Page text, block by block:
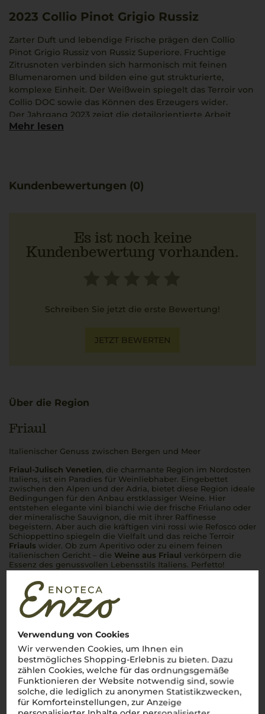
Verwendung von Cookies
Wir verwenden Cookies, um Ihnen ein
bestmögliches Shopping-Erlebnis zu bieten. Dazu
zählen Cookies, welche für das ordnungsgemäße
Funktionieren der Website notwendig sind, sowie
solche, die lediglich zu anonymen Statistikzwecken,
für Komforteinstellungen, zur Anzeige
2023 Collio Pinot Grigio Russiz
Zarter Duft und lebendige Frische prägen den Collio
Pinot Grigio Russiz von Russiz Superiore. Fruchtige
Zitrusnoten verbinden sich harmonisch mit feinen
Blumenaromen und bilden eine gut strukturierte,
komplexe Einheit. Der Weißwein spiegelt das Terroir von
Collio DOC sowie das Können des Erzeugers wider.
Der Jahrgang 2023 zeigt die detailorientierte Arbeit
eines Hauses aus Friaul, das durch Weinbergpflege im
cremiger Zitronen-Ricotta-Sauce, deren Frische die
Mehr lesen
Kundenbewertungen (0)
Es ist noch keine
Kundenbewertung vorhanden.
Schreiben Sie jetzt die erste Bewertung!
JETZT BEWERTEN
Über die Region
Friaul
Italienischer Genuss zwischen Bergen und Meer
Friaul-Julisch Venetien, die charmante Region im Nordosten
Italiens, ist ein Paradies für Weinliebhaber. Eingebettet
zwischen den Alpen und der Adria, bietet diese Region ideale
Bedingungen für den Anbau erstklassiger Weine. Hier
entstehen elegante vini bianchi wie der frische Friulano oder
der mineralische Sauvignon, die mit ihrer Raffinesse
begeistern. Aber auch die kräftigen vini rossi wie Refosco oder
Schioppettino spiegeln die Vielfalt und das reiche Terroir
Friauls wider. Ob zum Aperitivo oder zu einem feinen
italienischen Gericht – die Weine aus Friaul verkörpern die
Essenz des genussvollen Lebensstils Italiens. Perfetto!
Mehr Weine aus Friaul